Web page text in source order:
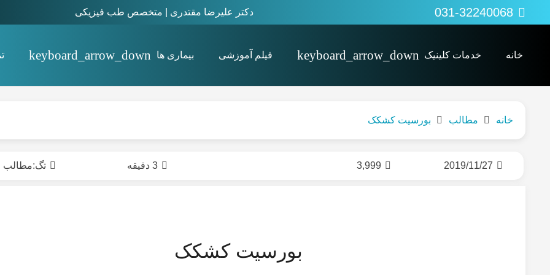
031-32240068 دکتر علیرضا مقتدری | متخصص طب فیزیکی
خانه خدمات کلینیک فیلم آموزشی بیماری ها
خانه مطالب بورسیت کشکک
2019/11/27
3,999 3 دقیقه تگ:مطالب
بورسیت کشکک